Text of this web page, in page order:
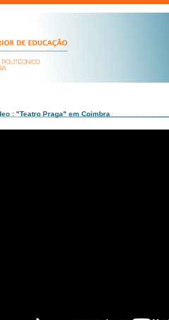
: "Teatro Praga" em Coimbra